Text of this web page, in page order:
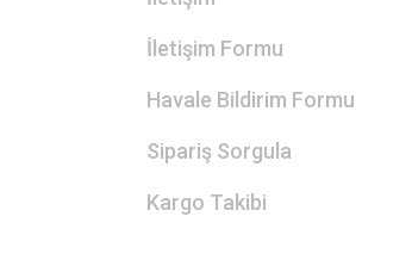
İletişim Formu
Havale Bildirim Formu
Sipariş Sorgula
Kargo Takibi